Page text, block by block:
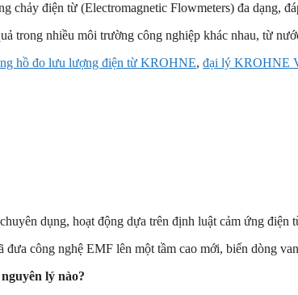
chảy điện từ (Electromagnetic Flowmeters) đa dạng,
trong nhiều môi trường công nghiệp khác nhau, từ
hồ đo lưu lượng điện từ KROHNE, đại lý KROHNE
dụng, hoạt động dựa trên định luật cảm ứng điện
đưa công nghệ EMF lên một tầm cao mới, biến dòng
lý nào?